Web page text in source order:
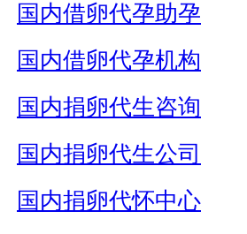
国内借卵代孕助孕
国内借卵代孕机构
国内捐卵代生咨询
国内捐卵代生公司
国内捐卵代怀中心